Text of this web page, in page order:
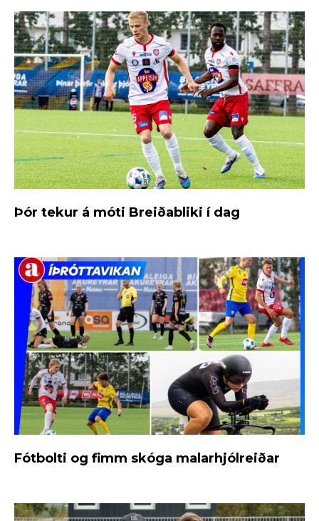
Þór tekur á móti Breiðabliki í dag
Fótbolti og fimm skóga malarhjólreiðar